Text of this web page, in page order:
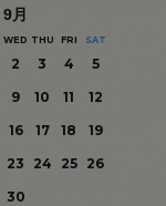
9月
WED THU FRI SAT
2 3 4
5
9 10 11
12
16 17 18
19
23 24 25
26
30